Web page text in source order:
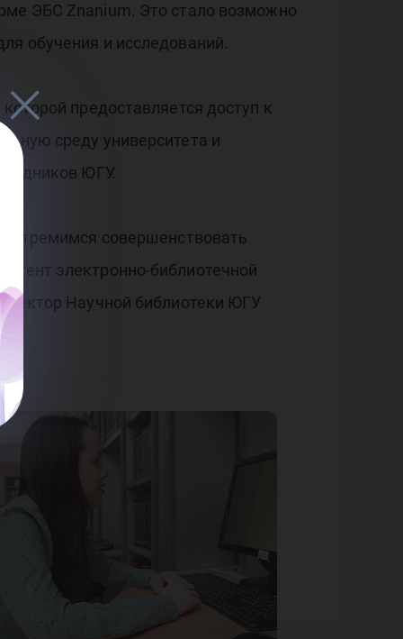
ЭБС Znanium. Это стало возможно
обучения и исследований.
предоставляется доступ к
среду университета и
ЮГУ.
стремимся совершенствовать
электронно-библиотечной
Научной библиотеки ЮГУ